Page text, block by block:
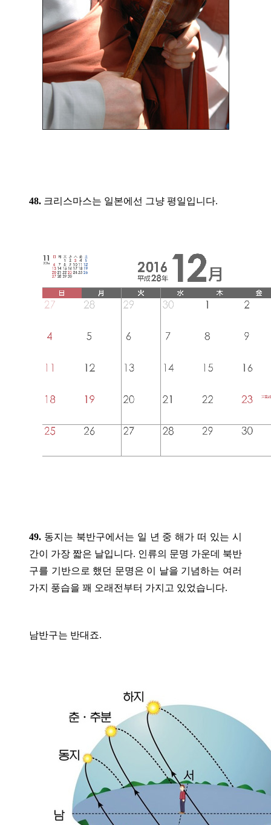
48. 크리스마스는 일본에선 그냥 평일입니다.
49. 동지는 북반구에서는 일 년 중 해가 떠 있는 시
간이 가장 짧은 날입니다. 인류의 문명 가운데 북반
구를 기반으로 했던 문명은 이 날을 기념하는 여러
가지 풍습을 꽤 오래전부터 가지고 있었습니다.
남반구는 반대죠.